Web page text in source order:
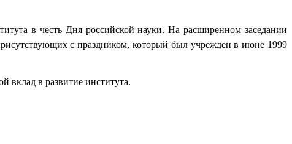
в честь Дня российской науки. На расширенном заседании
с праздником, который был учрежден в июне 1999
в развитие института.